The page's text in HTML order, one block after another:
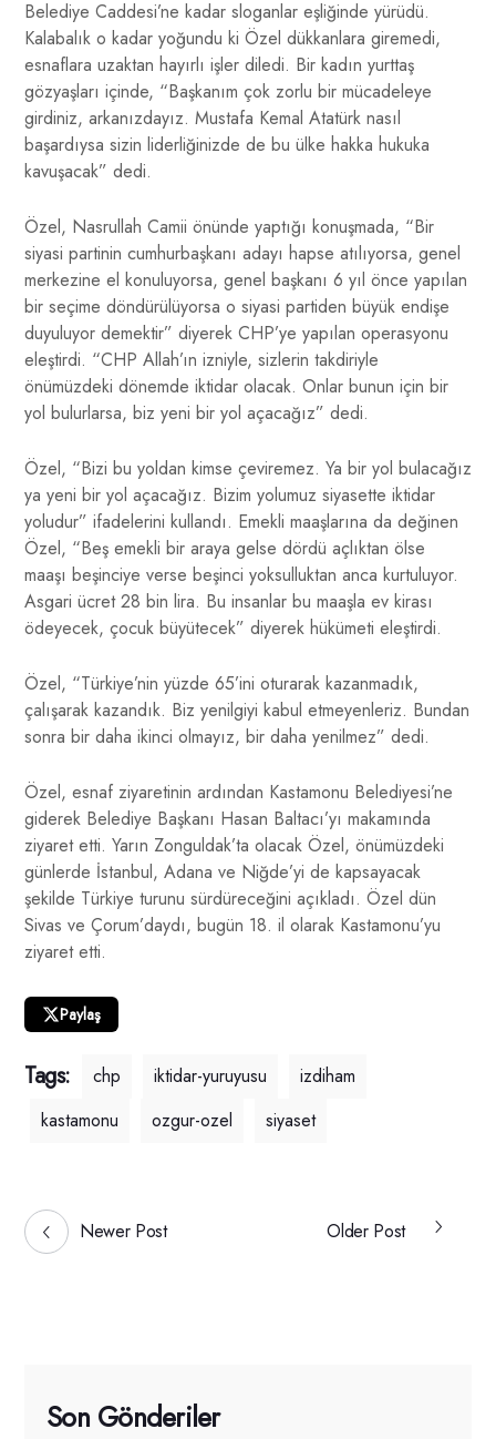
Belediye Caddesi’ne kadar sloganlar eşliğinde yürüdü.
Kalabalık o kadar yoğundu ki Özel dükkanlara giremedi,
esnaflara uzaktan hayırlı işler diledi. Bir kadın yurttaş
gözyaşları içinde, “Başkanım çok zorlu bir mücadeleye
girdiniz, arkanızdayız. Mustafa Kemal Atatürk nasıl
başardıysa sizin liderliğinizde de bu ülke hakka hukuka
kavuşacak” dedi.
Özel, Nasrullah Camii önünde yaptığı konuşmada, “Bir
siyasi partinin cumhurbaşkanı adayı hapse atılıyorsa, genel
merkezine el konuluyorsa, genel başkanı 6 yıl önce yapılan
bir seçime döndürülüyorsa o siyasi partiden büyük endişe
duyuluyor demektir” diyerek CHP’ye yapılan operasyonu
eleştirdi. “CHP Allah’ın izniyle, sizlerin takdiriyle
önümüzdeki dönemde iktidar olacak. Onlar bunun için bir
yol bulurlarsa, biz yeni bir yol açacağız” dedi.
Özel, “Bizi bu yoldan kimse çeviremez. Ya bir yol bulacağız
ya yeni bir yol açacağız. Bizim yolumuz siyasette iktidar
yoludur” ifadelerini kullandı. Emekli maaşlarına da değinen
Özel, “Beş emekli bir araya gelse dördü açlıktan ölse
maaşı beşinciye verse beşinci yoksulluktan anca kurtuluyor.
Asgari ücret 28 bin lira. Bu insanlar bu maaşla ev kirası
ödeyecek, çocuk büyütecek” diyerek hükümeti eleştirdi.
Özel, “Türkiye’nin yüzde 65’ini oturarak kazanmadık,
çalışarak kazandık. Biz yenilgiyi kabul etmeyenleriz. Bundan
sonra bir daha ikinci olmayız, bir daha yenilmez” dedi.
Özel, esnaf ziyaretinin ardından Kastamonu Belediyesi’ne
giderek Belediye Başkanı Hasan Baltacı’yı makamında
ziyaret etti. Yarın Zonguldak’ta olacak Özel, önümüzdeki
günlerde İstanbul, Adana ve Niğde’yi de kapsayacak
şekilde Türkiye turunu sürdüreceğini açıkladı. Özel dün
Sivas ve Çorum’daydı, bugün 18. il olarak Kastamonu’yu
ziyaret etti.
Paylaş
Tags: chp iktidar-yuruyusu
izdiham
kastamonu
ozgur-ozel siyaset
Newer Post Older Post
Son Gönderiler